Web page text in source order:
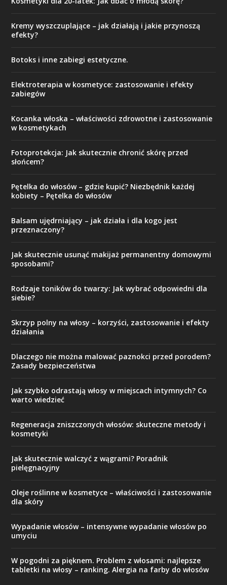
Kremy wyszczuplające – jak działają i jakie przynoszą
efekty?
Botoks i inne zabiegi estetyczne.
Elektroterapia w kosmetyce: zastosowanie i efekty
zabiegów
Kocanka włoska – właściwości zdrowotne i zastosowanie
w kosmetykach
Fotoprotekcja: Jak skutecznie chronić skórę przed
słońcem?
Pętelka do włosów – gdzie kupić? Niezbędnik każdej
kobiety – Pętelka do włosów
Balsam ujędrniający – jak działa i dla kogo jest
przeznaczony?
Jak skutecznie usunąć makijaż permanentny domowymi
sposobami?
Rodzaje toników do twarzy: Jak wybrać odpowiedni dla
siebie?
Skrzyp polny na włosy – korzyści, zastosowanie i efekty
działania
Dlaczego nie można malować paznokci przed porodem?
Zasady bezpieczeństwa
Jak szybko odrastają włosy w miejscach intymnych? Co
warto wiedzieć
Regeneracja zniszczonych włosów: skuteczne metody i
kosmetyki
Jak skutecznie walczyć z wągrami? Poradnik
pielęgnacyjny
Oleje roślinne w kosmetyce – właściwości i zastosowanie
dla skóry
Wypadanie włosów – intensywne wypadanie włosów po
umyciu
W pogodni za pięknem. Problem z włosami: najlepsze
tabletki na włosy – ranking. Alergia na farby do włosów